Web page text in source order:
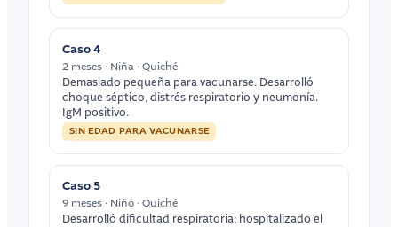
Caso 4
2 meses · Niña · Quiché
Demasiado pequeña para vacunarse. Desarrolló
choque séptico, distrés respiratorio y neumonía.
IgM positivo.
SIN EDAD PARA VACUNARSE
Caso 5
9 meses · Niño · Quiché
Desarrolló dificultad respiratoria; hospitalizado el